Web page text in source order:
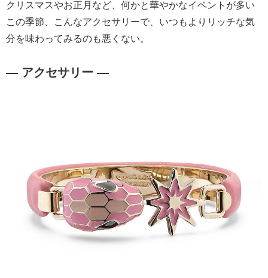
クリスマスやお正月など、何かと華やかなイベントが多い
この季節、こんなアクセサリーで、いつもよりリッチな気
分を味わってみるのも悪くない。
― アクセサリー ―